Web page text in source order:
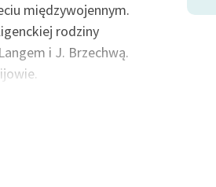
międzywojennym.
rodziny
i J. Brzechwą.
sensualizm, mistycyzm,
Boga w świecie, ale i